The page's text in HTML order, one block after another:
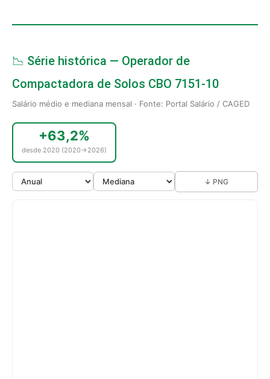
📉 Série histórica — Operador de
Compactadora de Solos CBO 7151-10
Salário médio e mediana mensal · Fonte: Portal Salário / CAGED
+63,2%
desde 2020 (2020→2026)
↓ PNG